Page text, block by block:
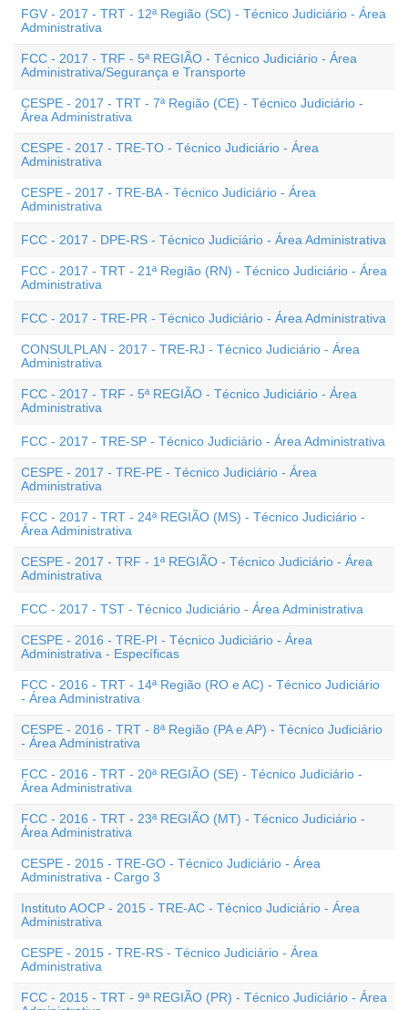
FGV - 2017 - TRT - 12ª Região (SC) - Técnico Judiciário - Área
Administrativa
FCC - 2017 - TRF - 5ª REGIÃO - Técnico Judiciário - Área
Administrativa/Segurança e Transporte
CESPE - 2017 - TRT - 7ª Região (CE) - Técnico Judiciário -
Área Administrativa
CESPE - 2017 - TRE-TO - Técnico Judiciário - Área
Administrativa
CESPE - 2017 - TRE-BA - Técnico Judiciário - Área
Administrativa
FCC - 2017 - DPE-RS - Técnico Judiciário - Área Administrativa
FCC - 2017 - TRT - 21ª Região (RN) - Técnico Judiciário - Área
Administrativa
FCC - 2017 - TRE-PR - Técnico Judiciário - Área Administrativa
CONSULPLAN - 2017 - TRE-RJ - Técnico Judiciário - Área
Administrativa
FCC - 2017 - TRF - 5ª REGIÃO - Técnico Judiciário - Área
Administrativa
FCC - 2017 - TRE-SP - Técnico Judiciário - Área Administrativa
CESPE - 2017 - TRE-PE - Técnico Judiciário - Área
Administrativa
FCC - 2017 - TRT - 24ª REGIÃO (MS) - Técnico Judiciário -
Área Administrativa
CESPE - 2017 - TRF - 1ª REGIÃO - Técnico Judiciário - Área
Administrativa
FCC - 2017 - TST - Técnico Judiciário - Área Administrativa
CESPE - 2016 - TRE-PI - Técnico Judiciário - Área
Administrativa - Específicas
FCC - 2016 - TRT - 14ª Região (RO e AC) - Técnico Judiciário
- Área Administrativa
CESPE - 2016 - TRT - 8ª Região (PA e AP) - Técnico Judiciário
- Área Administrativa
FCC - 2016 - TRT - 20ª REGIÃO (SE) - Técnico Judiciário -
Área Administrativa
FCC - 2016 - TRT - 23ª REGIÃO (MT) - Técnico Judiciário -
Área Administrativa
CESPE - 2015 - TRE-GO - Técnico Judiciário - Área
Administrativa - Cargo 3
Instituto AOCP - 2015 - TRE-AC - Técnico Judiciário - Área
Administrativa
CESPE - 2015 - TRE-RS - Técnico Judiciário - Área
Administrativa
FCC - 2015 - TRT - 9ª REGIÃO (PR) - Técnico Judiciário - Área